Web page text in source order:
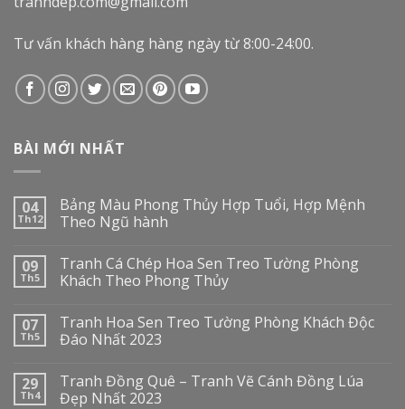
Tư vấn khách hàng hàng ngày từ 8:00-24:00.
BÀI MỚI NHẤT
04
Th12
Bảng Màu Phong Thủy Hợp Tuổi, Hợp Mệnh
Theo Ngũ hành
09
Th5
Tranh Cá Chép Hoa Sen Treo Tường Phòng
Khách Theo Phong Thủy
07
Th5
Tranh Hoa Sen Treo Tường Phòng Khách Độc
Đáo Nhất 2023
29
Th4
Tranh Đồng Quê – Tranh Vẽ Cánh Đồng Lúa
Đẹp Nhất 2023